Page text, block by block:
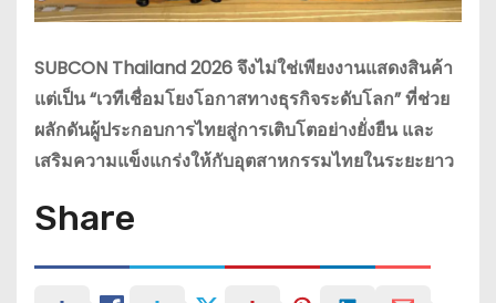
SUBCON Thailand 2026 จึงไม่ใช่เพียงงานแสดงสินค้า
แต่เป็น “เวทีเชื่อมโยงโอกาสทางธุรกิจระดับโลก” ที่ช่วย
ผลักดันผู้ประกอบการไทยสู่การเติบโตอย่างยั่งยืน และ
เสริมความแข็งแกร่งให้กับอุตสาหกรรมไทยในระยะยาว
Share